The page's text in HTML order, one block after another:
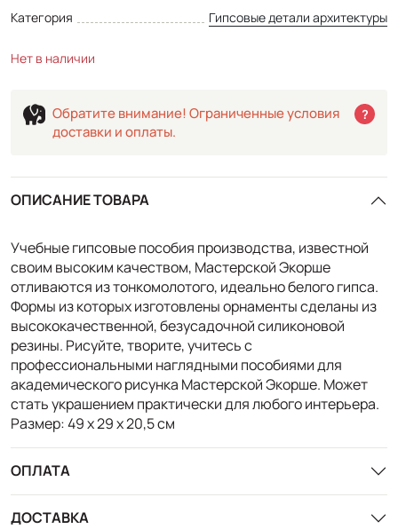
Категория
Гипсовые детали архитектуры
Нет в наличии
Обратите внимание! Ограниченные условия
доставки и оплаты.
?
ОПИСАНИЕ ТОВАРА
Учебные гипсовые пособия производства, известной
своим высоким качеством, Мастерской Экорше
отливаются из тонкомолотого, идеально белого гипса.
Формы из которых изготовлены орнаменты сделаны из
высококачественной, безусадочной силиконовой
резины. Рисуйте, творите, учитесь с
профессиональными наглядными пособиями для
академического рисунка Мастерской Экорше. Может
стать украшением практически для любого интерьера.
Размер: 49 х 29 х 20,5 см
ОПЛАТА
ДОСТАВКА